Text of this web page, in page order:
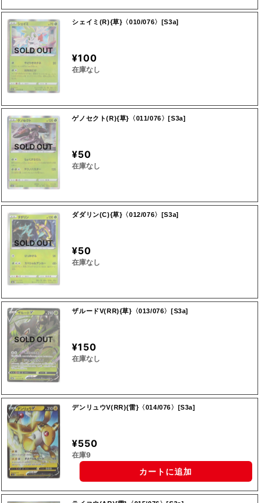
SOLD OUT
シェイミ(R){草}〈010/076〉[S3a]
¥100
在庫なし
SOLD OUT
ゲノセクト(R){草}〈011/076〉[S3a]
¥50
在庫なし
SOLD OUT
ダダリン(C){草}〈012/076〉[S3a]
¥50
在庫なし
SOLD OUT
ザルードV(RR){草}〈013/076〉[S3a]
¥150
在庫なし
デンリュウV(RR){雷}〈014/076〉[S3a]
¥550
在庫9
カートに追加